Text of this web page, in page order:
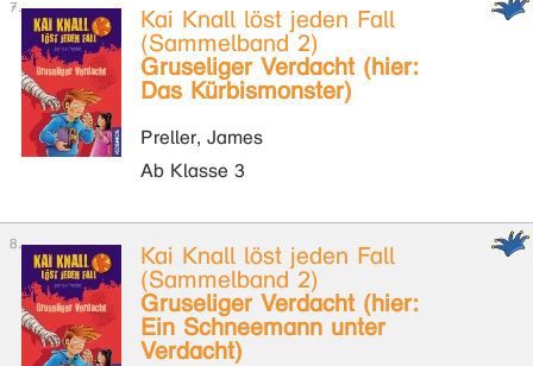
Kai Knall löst jeden Fall
(Sammelband 2)
Gruseliger Verdacht (hier:
Das Kürbismonster)
Preller, James
Ab Klasse 3
Kai Knall löst jeden Fall
(Sammelband 2)
Gruseliger Verdacht (hier:
Ein Schneemann unter
Verdacht)